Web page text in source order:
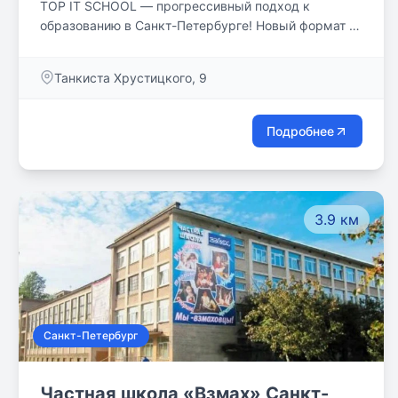
TOP IT SCHOOL — прогрессивный подход к
образованию в Санкт-Петербурге! Новый формат в
английским языком для успешного будущего
Танкиста Хрустицкого, 9
Подробнее
3.9 км
Санкт-Петербург
Частная школа «Взмах» Санкт-